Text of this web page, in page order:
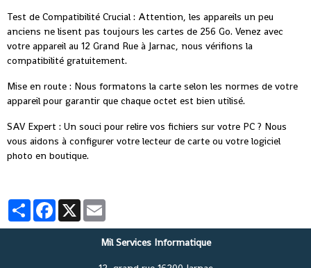
Test de Compatibilité Crucial : Attention, les appareils un peu
anciens ne lisent pas toujours les cartes de 256 Go. Venez avec
votre appareil au 12 Grand Rue à Jarnac, nous vérifions la
compatibilité gratuitement.
Mise en route : Nous formatons la carte selon les normes de votre
appareil pour garantir que chaque octet est bien utilisé.
SAV Expert : Un souci pour relire vos fichiers sur votre PC ? Nous
vous aidons à configurer votre lecteur de carte ou votre logiciel
photo en boutique.
PartagerFacebook
X
Mil Services Informatique